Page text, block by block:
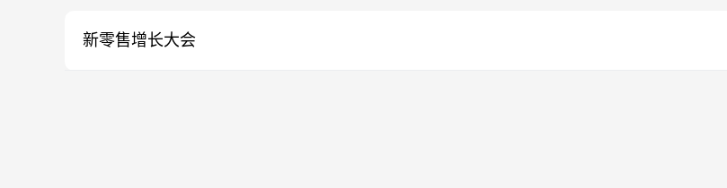
新零售增长大会